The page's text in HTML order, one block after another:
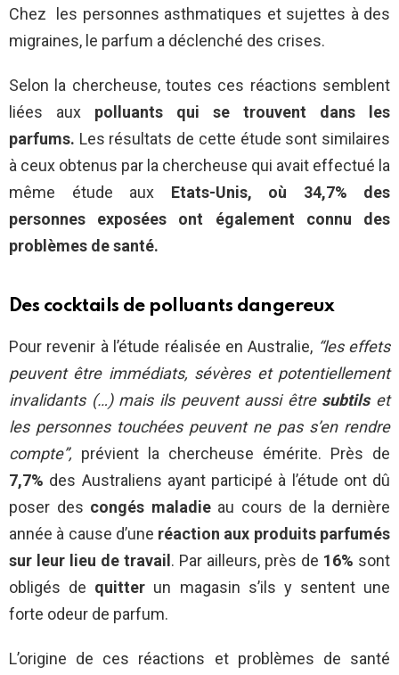
Chez les personnes asthmatiques et sujettes à des
migraines, le parfum a déclenché des crises.
Selon la chercheuse, toutes ces réactions semblent
liées aux polluants qui se trouvent dans les
parfums. Les résultats de cette étude sont similaires
à ceux obtenus par la chercheuse qui avait effectué la
même étude aux Etats-Unis, où 34,7% des
personnes exposées ont également connu des
problèmes de santé.
Des cocktails de polluants dangereux
Pour revenir à l’étude réalisée en Australie, “les effets
peuvent être immédiats, sévères et potentiellement
invalidants (…) mais ils peuvent aussi être subtilset
les personnes touchées peuvent ne pas s’en rendre
compte”, prévient la chercheuse émérite. Près de
7,7% des Australiens ayant participé à l’étude ont dû
poser des congés maladieau cours de la dernière
année à cause d’une réaction aux produits parfumés
sur leur lieu de travail . Par ailleurs, près de 16% sont
obligés de quitter un magasin s’ils y sentent une
forte odeur de parfum.
L’origine de ces réactions et problèmes de santé